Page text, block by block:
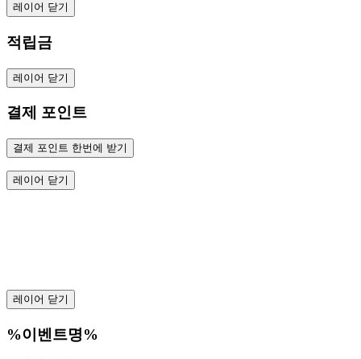
레이어 닫기
적립금
레이어 닫기
결제 포인트
결제 포인트 한번에 받기
레이어 닫기
레이어 닫기
%이벤트명%